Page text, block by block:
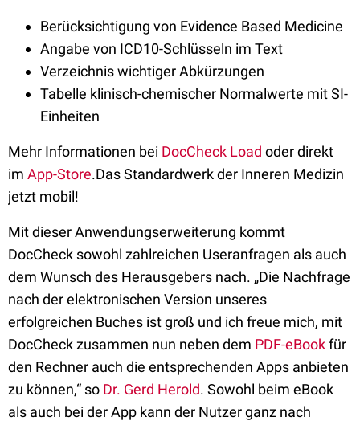
Berücksichtigung von Evidence Based Medicine
Angabe von ICD10-Schlüsseln im Text
Verzeichnis wichtiger Abkürzungen
Tabelle klinisch-chemischer Normalwerte mit SI-
Einheiten
Mehr Informationen bei DocCheck Load oder direkt
im App-Store.Das Standardwerk der Inneren Medizin
jetzt mobil!
Mit dieser Anwendungserweiterung kommt
DocCheck sowohl zahlreichen Useranfragen als auch
dem Wunsch des Herausgebers nach. „Die Nachfrage
nach der elektronischen Version unseres
erfolgreichen Buches ist groß und ich freue mich, mit
DocCheck zusammen nun neben dem PDF-eBookfür
den Rechner auch die entsprechenden Apps anbieten
zu können,“ so Dr. Gerd Herold. Sowohl beim eBook
als auch bei der App kann der Nutzer ganz nach